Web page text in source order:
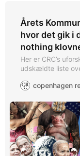
Årets
hvor det gik i
nothing
Her er CRC’s
udskældte liste
max nitty-gritty